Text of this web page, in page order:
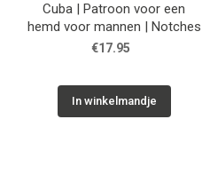
Cuba | Patroon voor een
hemd voor mannen | Notches
€17.95
In winkelmandje